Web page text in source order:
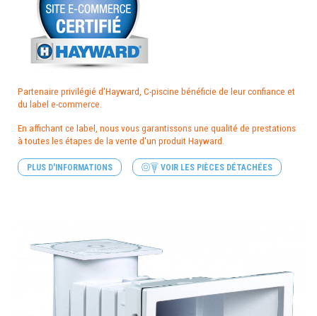
Partenaire privilégié d'Hayward, C-piscine bénéficie de leur confiance et
du label e-commerce.
En affichant ce label, nous vous garantissons une qualité de prestations
à toutes les étapes de la vente d'un produit Hayward.
PLUS D'INFORMATIONS VOIR LES PIÈCES DÉTACHÉES